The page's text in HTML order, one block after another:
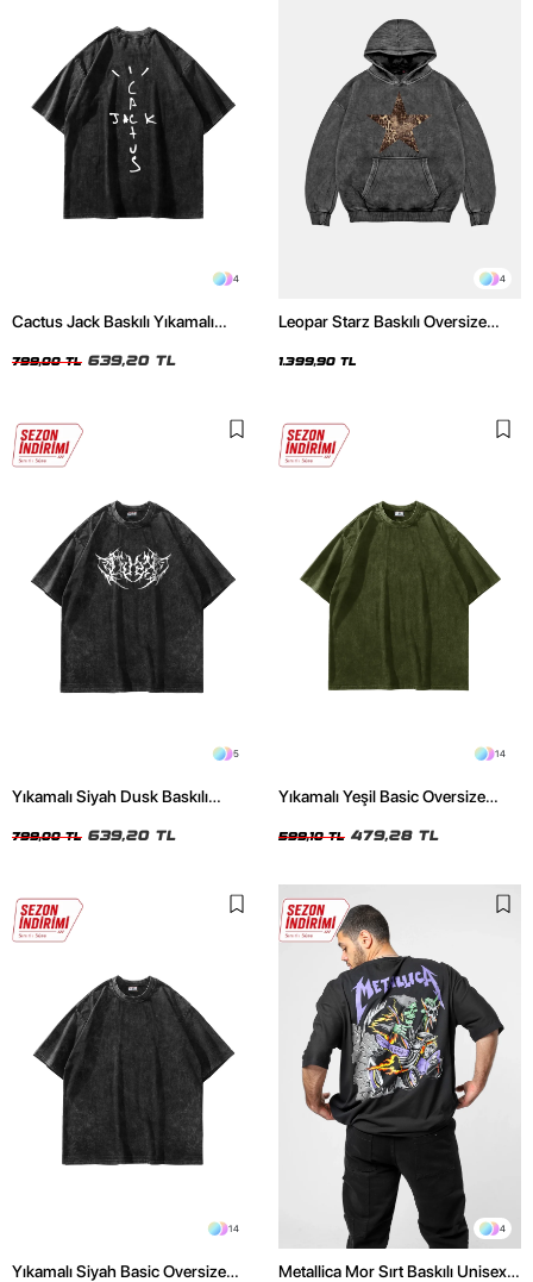
4
Cactus Jack Baskılı Yıkamalı
799,00 TL 639,20 TL
4
Leopar Starz Baskılı Oversize
Hoodie
1.399,90 TL
5
Yıkamalı Siyah Dusk Baskılı
799,00 TL 639,20 TL
14
Yıkamalı Yeşil Basic Oversize
599,10 TL 479,28 TL
14
Yıkamalı Siyah Basic Oversize
4
Metallica Mor Sırt Baskılı Unisex